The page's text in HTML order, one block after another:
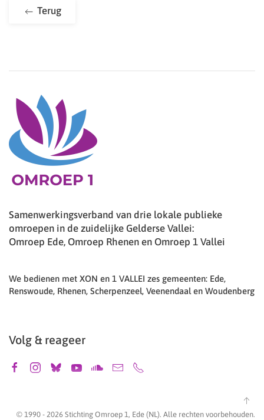
Terug
Samenwerkingsverband van drie lokale publieke
omroepen in de zuidelijke Gelderse Vallei:
Omroep Ede, Omroep Rhenen en Omroep 1 Vallei
We bedienen met XON en 1 VALLEI zes gemeenten: Ede,
Renswoude, Rhenen, Scherpenzeel, Veenendaal en Woudenberg
Volg & reageer
© 1990 - 2026 Stichting Omroep 1, Ede (NL). Alle rechten voorbehouden.